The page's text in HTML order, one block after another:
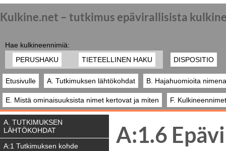
Kulkine.net – tutkimus epävirallisista
Hae kulkineennimiä:
PERUSHAKU
TIETEELLINEN HAKU DISPOSITIO
Etusivulle A. Tutkimuksen lähtökohdat B. Hajahuomioita
E. Mistä ominaisuuksista nimet kertovat ja miten F.
A. TUTKIMUKSEN
LÄHTÖKOHDAT
A:1 Tutkimuksen kohde
A:1.6